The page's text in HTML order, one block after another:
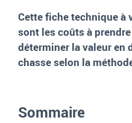
Cette fiche technique à
sont les coûts à
déterminer la valeur en
chasse selon la
Sommaire